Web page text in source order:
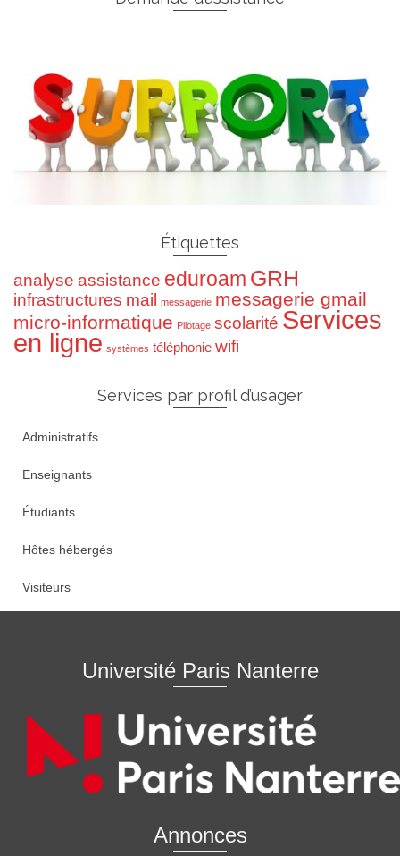
Étiquettes
analyse assistance eduroam GRH
infrastructures mail messagerie messagerie gmail
micro-informatique Pilotage scolarité Services
en ligne systèmes téléphonie wifi
Services par profil d’usager
Administratifs
Enseignants
Étudiants
Hôtes hébergés
Visiteurs
Université Paris Nanterre
Annonces